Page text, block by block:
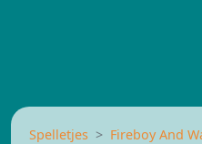
Spelletjes
Fireboy And